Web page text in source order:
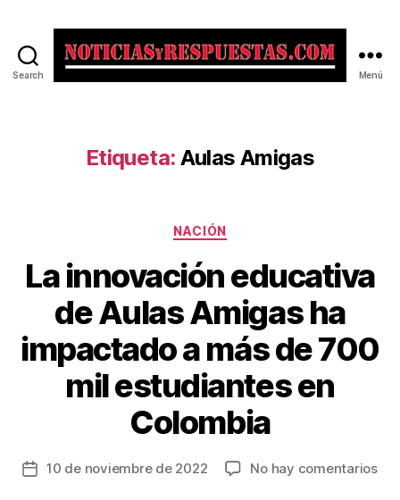
Search Menú
Etiqueta: Aulas Amigas
Categorías
NACIÓN
La innovación educativa
de Aulas Amigas ha
impactado a más de 700
mil estudiantes en
Colombia
Fecha10 de noviembre de 2022 No hay comentariosen